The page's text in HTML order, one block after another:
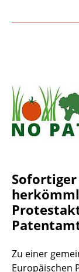
Zu einer
Europäischen